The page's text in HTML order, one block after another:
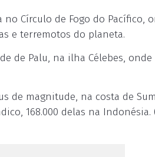
Círculo de Fogo do Pacífico,
e terremotos do planeta.
de Palu, na ilha Célebes, onde
de magnitude, na costa de
168.000 delas na Indonésia.